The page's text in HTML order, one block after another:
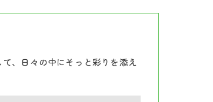
、日々の中にそっと彩りを添え